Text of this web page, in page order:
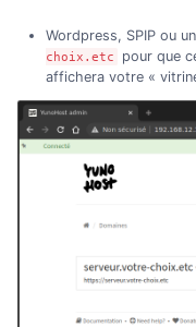
Wordpress, SPIP ou
choix.etc
pour que
affichera votre «